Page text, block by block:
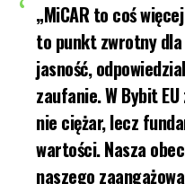
„MiCAR to coś
to punkt zwrotny dla
jasność,
zaufanie. W Bybit
nie ciężar, lecz
wartości. Nasza
naszego